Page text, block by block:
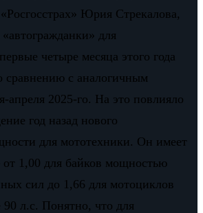
Юрия Стрекалова,
для
четыре месяца этого года
сравнению с аналогичным
апреля 2025-го. На это повлияло
год назад нового
для мототехники. Он имеет
1,00 для байков мощностью
сил до 1,66 для мотоциклов
л.с. Понятно, что для